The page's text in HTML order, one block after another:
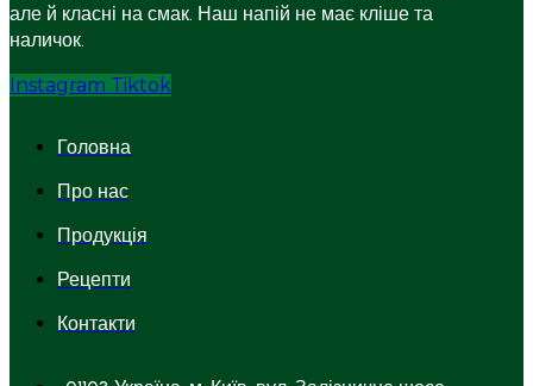
але й класні на смак. Наш напій не має кліше та
наличок.
Instagram Tiktok
Головна
Про нас
Продукція
Рецепти
Контакти